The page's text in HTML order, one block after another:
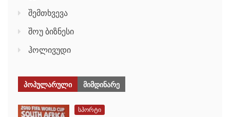
შემთხვევა
შოუ ბიზნესი
ჰოლივუდი
ᲞᲝᲞᲣᲚᲐᲠᲣᲚᲘ ᲛᲘᲛᲓᲘᲜᲐᲠᲔ
სპორტი